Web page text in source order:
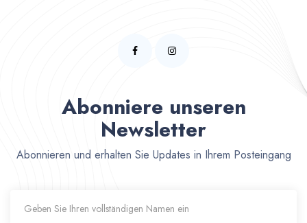
Abonniere unseren
Newsletter
Abonnieren und erhalten Sie Updates in Ihrem Posteingang